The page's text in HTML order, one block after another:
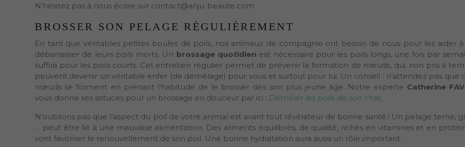
N’hésitez pas à nous écrire sur contact@anju-beaute.com
BROSSER SON PELAGE RÉGULIÈREMENT
En tant que véritables petites boules de poils, nos animaux de compagnie ont besoin de nous pour les aider à
débarrasser de leurs poils morts. Un brossage quotidien est nécessaire pour les poils longs, une fois par
suffira pour les poils courts. Cet entretien régulier permet de prévenir la formation de nœuds, qui, non pris à
peuvent devenir un véritable enfer (de démêlage) pour vous et surtout pour lui. Un conseil : n’attendez pas que
nœuds se forment en prenant l’habitude de le brosser dès son plus jeune âge. Notre experte Catherine
vous donne ses astuces pour un brossage en douceur par ici : Démêler les poils de son chat.
N’oublions pas que l’aspect du poil de votre animal est avant tout révélateur de bonne santé ! Un pelage terne,
… peut être lié à une mauvaise alimentation. Des aliments équilibrés, de qualité, riches en vitamines et en
vont favoriser le renouvellement de son poil. Une bonne hydratation aura aussi un rôle important.